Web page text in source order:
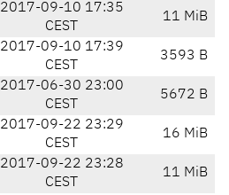
2017-09-10 17:35
CEST
11 MiB
2017-09-10 17:39
CEST
3593 B
2017-06-30 23:00
CEST
5672 B
2017-09-22 23:29
CEST
16 MiB
2017-09-22 23:28
CEST
11 MiB